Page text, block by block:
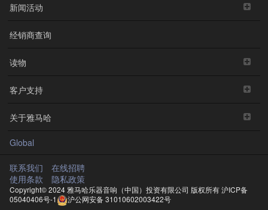
新闻活动
经销商查询
读物
客户支持
关于雅马哈
Global
联系我们
在线招聘
使用条款
隐私政策
Copyright© 2024 雅马哈乐器音响（中国）投资有限公司 版权所有沪ICP备
05040406号-1
沪公网安备 31010602003422号